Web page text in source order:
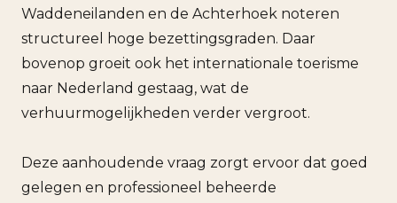
Waddeneilanden en de Achterhoek noteren
structureel hoge bezettingsgraden. Daar
bovenop groeit ook het internationale toerisme
naar Nederland gestaag, wat de
verhuurmogelijkheden verder vergroot.
Deze aanhoudende vraag zorgt ervoor dat goed
gelegen en professioneel beheerde